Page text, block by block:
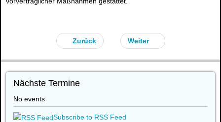
Zurück Weiter
Nächste Termine
No events
Subscribe to RSS Feed